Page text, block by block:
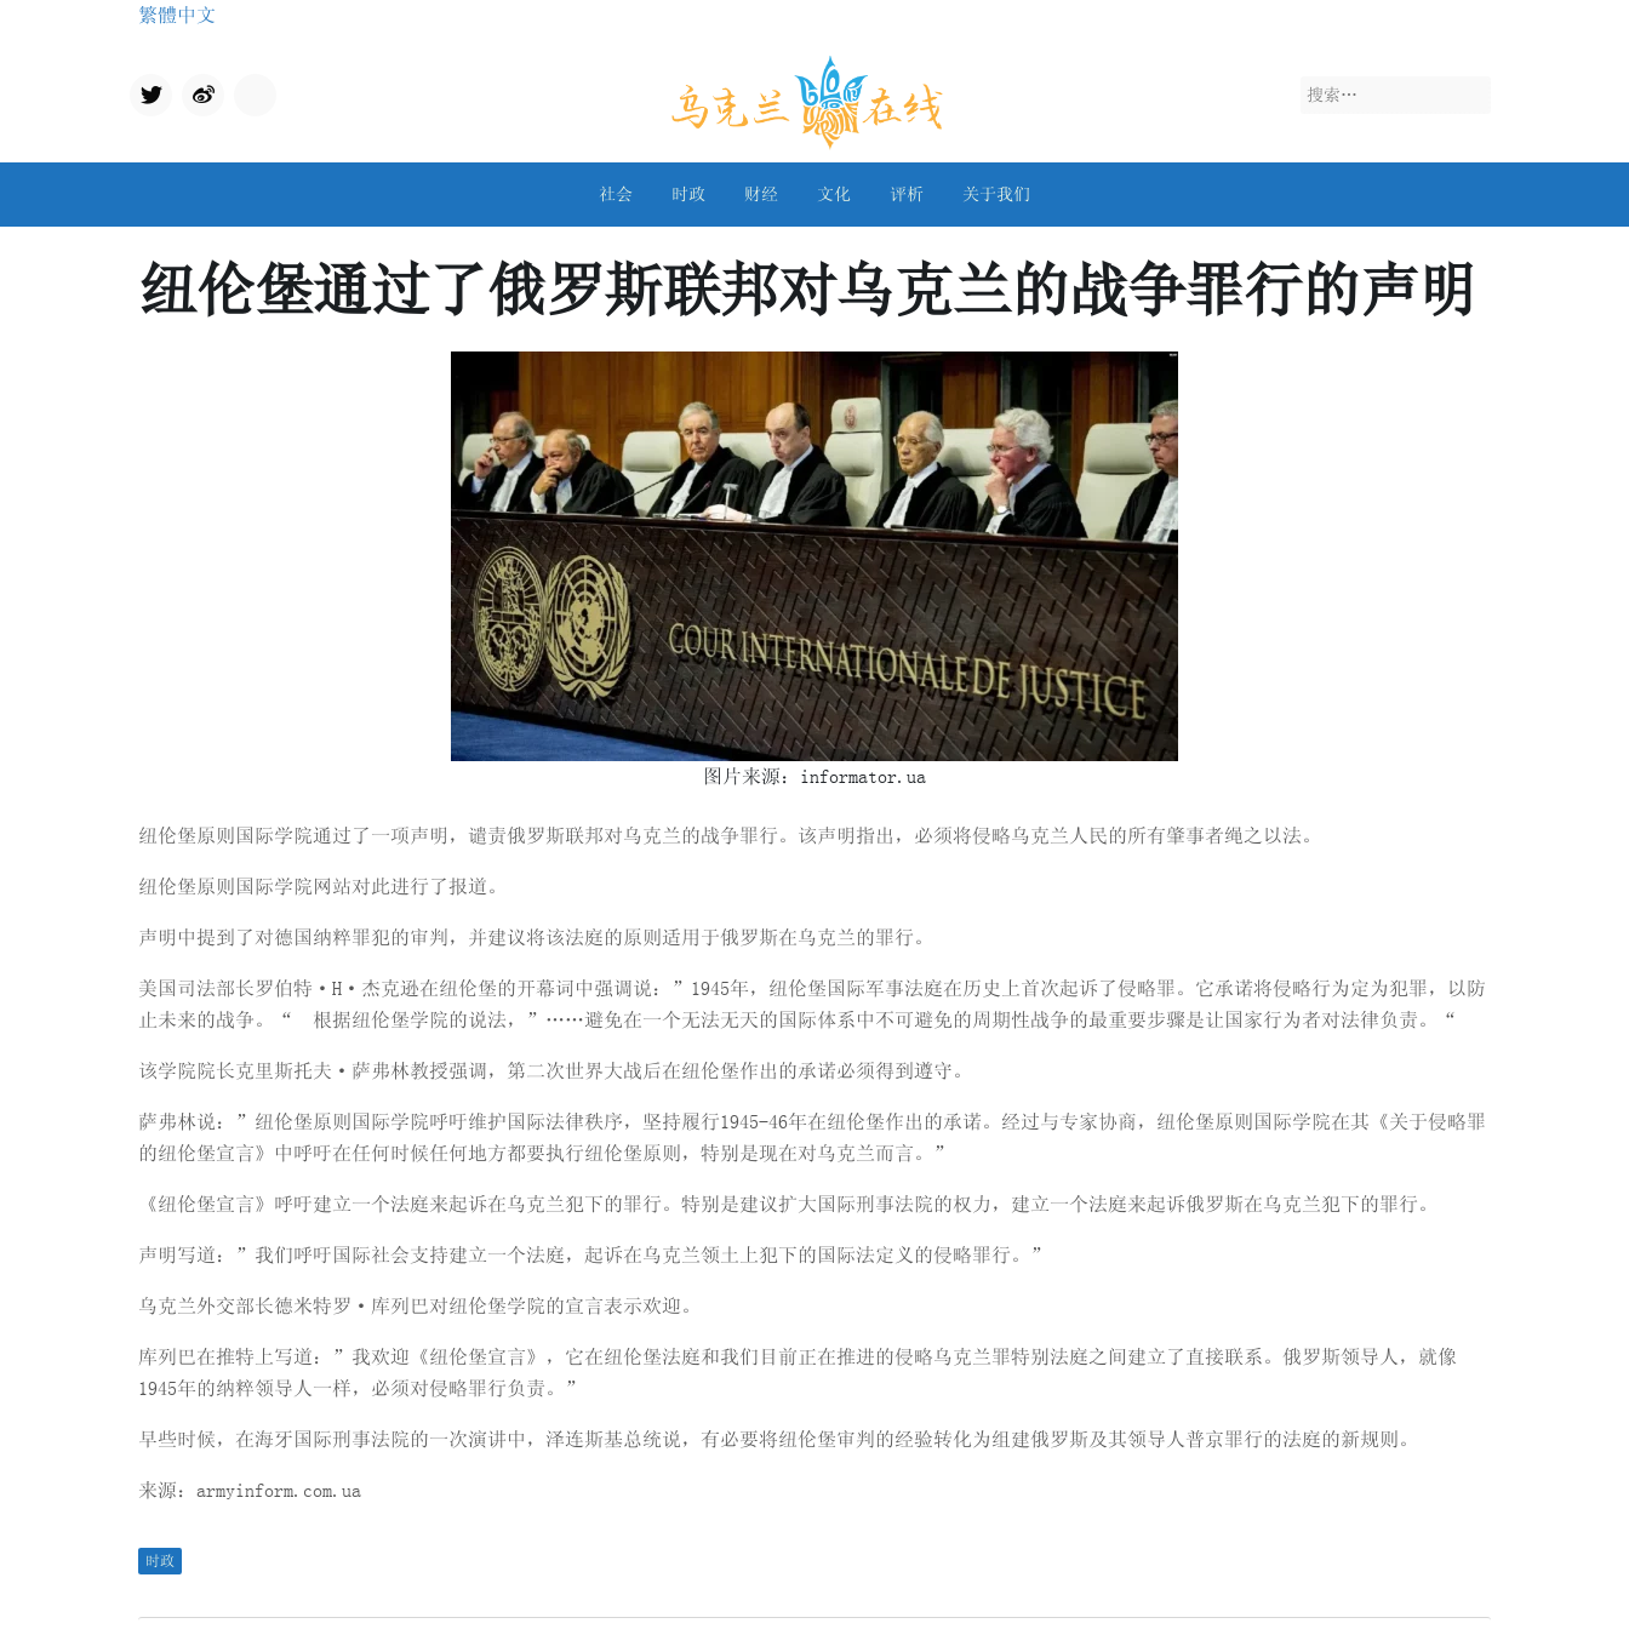
繁體中文
Twit
乌克兰在线
搜
社会 时政 财经 文化 评析 关于我们
纽伦堡通过了俄罗斯联邦对乌克兰的战争罪行的声明
图片来源：informator.ua
纽伦堡原则国际学院通过了一项声明，谴责俄罗斯联邦对乌克兰的战争罪行。该声明指出，必须将侵略乌克兰人民的所有肇事者绳之以法。
纽伦堡原则国际学院网站对此进行了报道。
声明中提到了对德国纳粹罪犯的审判，并建议将该法庭的原则适用于俄罗斯在乌克兰的罪行。
美国司法部长罗伯特·H·杰克逊在纽伦堡的开幕词中强调说：”1945年，纽伦堡国际军事法庭在历史上首次起诉了侵略罪。它承诺将侵略行为定为犯罪，以防
止未来的战争。“ 根据纽伦堡学院的说法，”……避免在一个无法无天的国际体系中不可避免的周期性战争的最重要步骤是让国家行为者对法律负责。“
该学院院长克里斯托夫·萨弗林教授强调，第二次世界大战后在纽伦堡作出的承诺必须得到遵守。
萨弗林说：”纽伦堡原则国际学院呼吁维护国际法律秩序，坚持履行1945-46年在纽伦堡作出的承诺。经过与专家协商，纽伦堡原则国际学院在其《关于侵略罪
的纽伦堡宣言》中呼吁在任何时候任何地方都要执行纽伦堡原则，特别是现在对乌克兰而言。”
《纽伦堡宣言》呼吁建立一个法庭来起诉在乌克兰犯下的罪行。特别是建议扩大国际刑事法院的权力，建立一个法庭来起诉俄罗斯在乌克兰犯下的罪行。
声明写道：”我们呼吁国际社会支持建立一个法庭，起诉在乌克兰领土上犯下的国际法定义的侵略罪行。”
乌克兰外交部长德米特罗·库列巴对纽伦堡学院的宣言表示欢迎。
库列巴在推特上写道：”我欢迎《纽伦堡宣言》，它在纽伦堡法庭和我们目前正在推进的侵略乌克兰罪特别法庭之间建立了直接联系。俄罗斯领导人，就像
1945年的纳粹领导人一样，必须对侵略罪行负责。”
早些时候，在海牙国际刑事法院的一次演讲中，泽连斯基总统说，有必要将纽伦堡审判的经验转化为组建俄罗斯及其领导人普京罪行的法庭的新规则。
来源：armyinform.com.ua
时政